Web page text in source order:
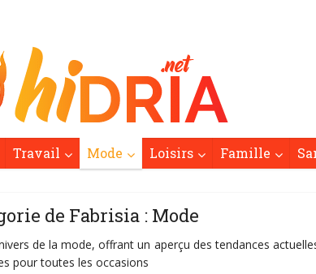
Travail Mode Loisirs Famille
de Fabrisia : Mode
de la mode, offrant un aperçu des tendances
pour toutes les occasions